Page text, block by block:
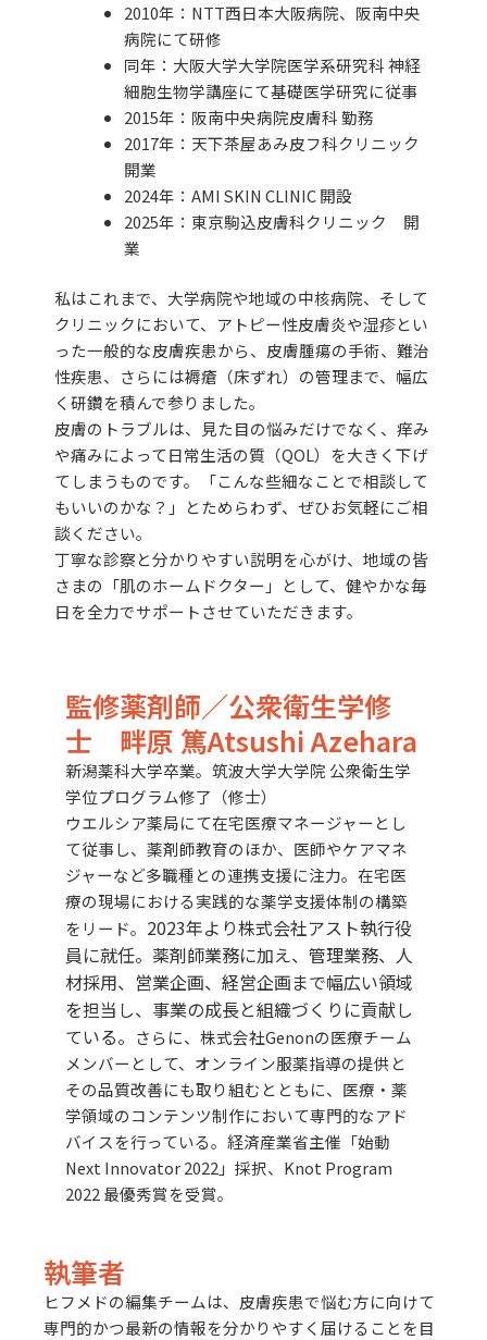
2010年：NTT西日本大阪病院、阪南中央
病院にて研修
同年：大阪大学大学院医学系研究科 神経
細胞生物学講座にて基礎医学研究に従事
2015年：阪南中央病院皮膚科 勤務
2017年：天下茶屋あみ皮フ科クリニック
開業
2024年：AMI SKIN CLINIC 開設
2025年：東京駒込皮膚科クリニック 開
業
私はこれまで、大学病院や地域の中核病院、そして
クリニックにおいて、アトピー性皮膚炎や湿疹とい
った一般的な皮膚疾患から、皮膚腫瘍の手術、難治
性疾患、さらには褥瘡（床ずれ）の管理まで、幅広
く研鑽を積んで参りました。
皮膚のトラブルは、見た目の悩みだけでなく、痒み
や痛みによって日常生活の質（QOL）を大きく下げ
てしまうものです。「こんな些細なことで相談して
もいいのかな？」とためらわず、ぜひお気軽にご相
談ください。
丁寧な診察と分かりやすい説明を心がけ、地域の皆
さまの「肌のホームドクター」として、健やかな毎
日を全力でサポートさせていただきます。
監修薬剤師／公衆衛生学修
士 畔原 篤Atsushi Azehara
新潟薬科大学卒業。筑波大学大学院 公衆衛生学
学位プログラム修了（修士）
ウエルシア薬局にて在宅医療マネージャーとし
て従事し、薬剤師教育のほか、医師やケアマネ
ジャーなど多職種との連携支援に注力。在宅医
療の現場における実践的な薬学支援体制の構築
をリード。 2023年より株式会社アスト執行役
員に就任。薬剤師業務に加え、管理業務、人
材採用、営業企画、経営企画まで幅広い領域
を担当し、事業の成長と組織づくりに貢献し
ている。 さらに、株式会社Genonの医療チーム
メンバーとして、オンライン服薬指導の提供と
その品質改善にも取り組むとともに、医療・薬
学領域のコンテンツ制作において専門的なアド
バイスを行っている。 経済産業省主催「始動
Next Innovator 2022」採択、Knot Program
2022 最優秀賞を受賞。
執筆者
ヒフメドの編集チームは、皮膚疾患で悩む方に向けて
専門的かつ最新の情報を分かりやすく届けることを目